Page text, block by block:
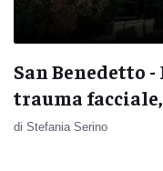
San Benedetto
trauma
di Stefania Serino